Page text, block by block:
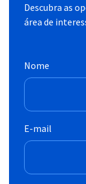
Descubra as
área de
Nome
E-mail